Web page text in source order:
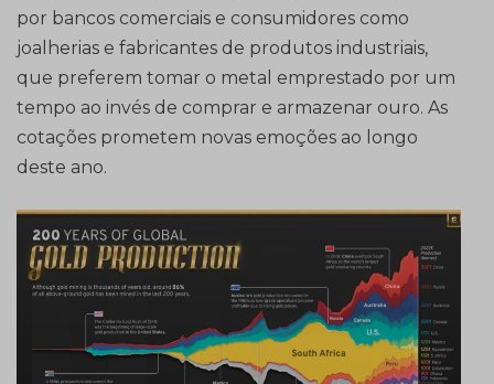
por bancos comerciais e consumidores como
joalherias e fabricantes de produtos industriais,
que preferem tomar o metal emprestado por um
tempo ao invés de comprar e armazenar ouro. As
cotações prometem novas emoções ao longo
deste ano.